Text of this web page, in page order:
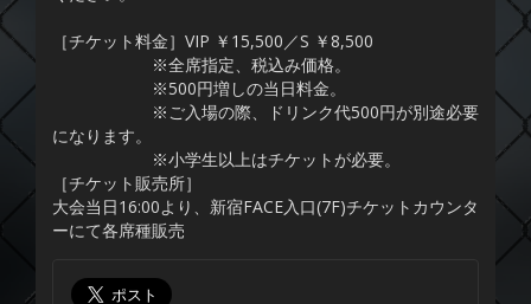
［チケット料金］VIP ￥15,500／S ￥8,500
※全席指定、税込み価格。
※500円増しの当日料金。
※ご入場の際、ドリンク代500円が別途必要
になります。
※小学生以上はチケットが必要。
［チケット販売所］
大会当日16:00より、新宿FACE入口(7F)チケットカウンタ
ーにて各席種販売